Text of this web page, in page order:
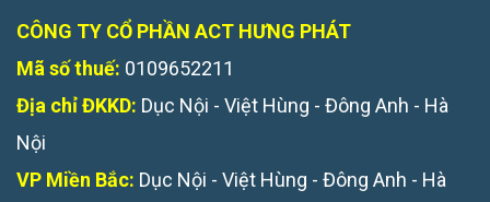
CÔNG TY CỔ PHẦN ACT HƯNG PHÁT
Mã số thuế: 0109652211
Địa chỉ ĐKKD: Dục Nội - Việt Hùng - Đông Anh - Hà
Nội
VP Miền Bắc: Dục Nội - Việt Hùng - Đông Anh - Hà